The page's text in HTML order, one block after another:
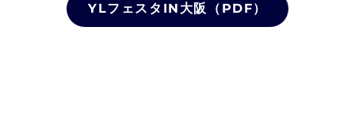
YLフェスタIN大阪（PDF）